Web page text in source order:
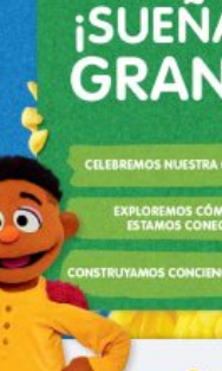
Courses and Webinars
Games and Storybooks
Our Work
About Us
Support Us